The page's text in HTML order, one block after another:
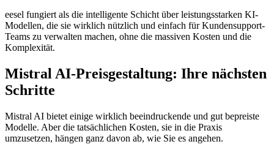
eesel fungiert als die intelligente Schicht über leistungsstarken KI-
Modellen, die sie wirklich nützlich und einfach für Kundensupport-
Teams zu verwalten machen, ohne die massiven Kosten und die
Komplexität.
Mistral AI-Preisgestaltung: Ihre nächsten
Schritte
Mistral AI bietet einige wirklich beeindruckende und gut bepreiste
Modelle. Aber die tatsächlichen Kosten, sie in die Praxis
umzusetzen, hängen ganz davon ab, wie Sie es angehen.